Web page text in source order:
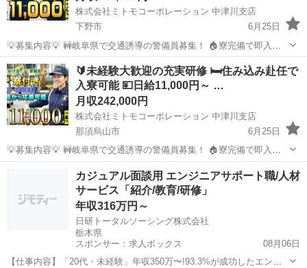
株式会社ミトモコーポレーション 中津川支店
下野市
6月25日
💡募集内容💡 🚧岐阜県で交通誘導の警備員募集！ 🏠寮完備で即入寮
OK。 🔰未経験でも安心の研修体制。 👫男女歓迎＆カップル応募も大
歓迎。 ✨安心して働ける環境で新生活をスタートしませんか？ 💴【日
給】 ✅日...
栃木 下野市 その他 未経験
🔰未経験大歓迎の充実研修 🛏️住み込み赴任で
入寮可能 💴日給11,000円～ …
月収242,000円
株式会社ミトモコーポレーション 中津川支店
那須烏山市
6月25日
💡募集内容💡 🚧岐阜県で交通誘導の警備員募集！ 🏠寮完備で即入寮
OK。 🔰未経験でも安心の研修体制。 👫男女歓迎＆カップル応募も大
歓迎。 ✨安心して働ける環境で新生活をスタートしませんか？ 💴【日
その他 未経験
カジュアル面談用 エンジニアサポート職/人材
サービス「紹介/教育/研修」
年収316万円～
日研トータルソーシング株式会社
栃木県
スポンサー：求人ボックス
08月06日
【仕事内容】「20代・未経験」年収350万〜!93.3%が成功したエンジ